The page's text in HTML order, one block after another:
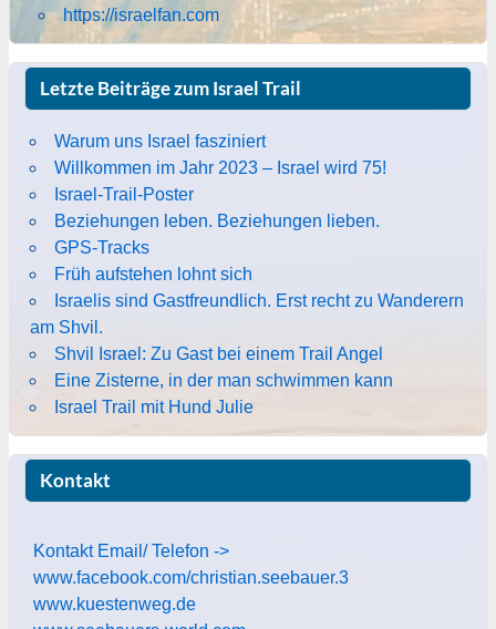
https://israelfan.com
Letzte Beiträge zum Israel Trail
Warum uns Israel fasziniert
Willkommen im Jahr 2023 – Israel wird 75!
Israel-Trail-Poster
Beziehungen leben. Beziehungen lieben.
GPS-Tracks
Früh aufstehen lohnt sich
Israelis sind Gastfreundlich. Erst recht zu Wanderern
am Shvil.
Shvil Israel: Zu Gast bei einem Trail Angel
Eine Zisterne, in der man schwimmen kann
Israel Trail mit Hund Julie
Kontakt
Kontakt Email/ Telefon ->
www.facebook.com/christian.seebauer.3
www.kuestenweg.de